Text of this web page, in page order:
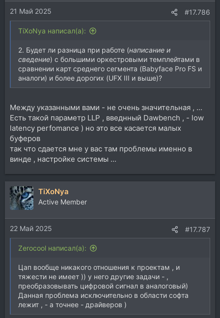
21 Май 2025 #17.786
TiXoNya написал(а):
2. Будет ли разница при работе (написание и
сведение) с большими оркестровыми темплейтами в
сравнении карт среднего сегмента (Babyface Pro FS и
аналоги) и более дорогих (UFX III и выше)?
Между указанными вами - не очень значительная , ...
Есть такой параметр LLP , введнный Dawbench , - low
latency perfomance ) но это все касается малых
буферов
так что сдается мне у вас там проблемы именно в
винде , настройке системы ...
TiXoNya
Active Member
22 Май 2025 #17.787
Zerocool написал(а):
Цап вообще никакого отношения к проектам , и
тяжести не имеет )) у него другие задачи - ,
преобразовывать цифровой сигнал в аналоговый)
Данная проблема исключительно в области софта
лежит , - а точнее - драйверов )